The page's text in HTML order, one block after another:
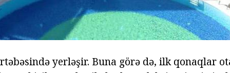
yerləşir. Buna görə də, ilk qonaqlar